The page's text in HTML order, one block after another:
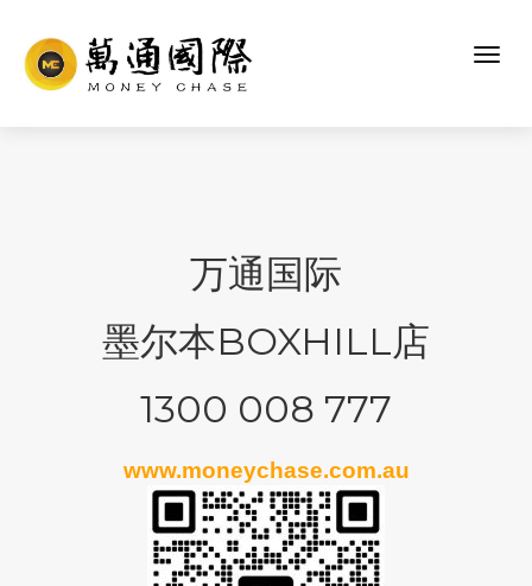
万通国际
墨尔本BOXHILL店
1300 008 777
www.moneychase.com.au